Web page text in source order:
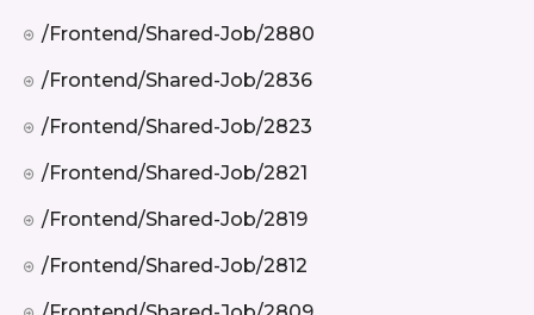
/frontend/shared-Job/2880
/frontend/shared-Job/2836
/frontend/shared-Job/2823
/frontend/shared-Job/2821
/frontend/shared-Job/2819
/frontend/shared-Job/2812